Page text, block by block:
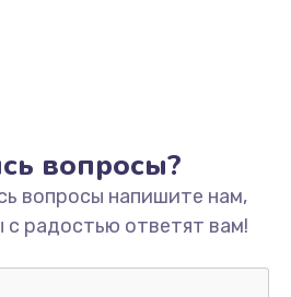
карбюратора
1300 руб.
Заказать
вопросы?
вопросы напишите нам,
радостью ответят вам!